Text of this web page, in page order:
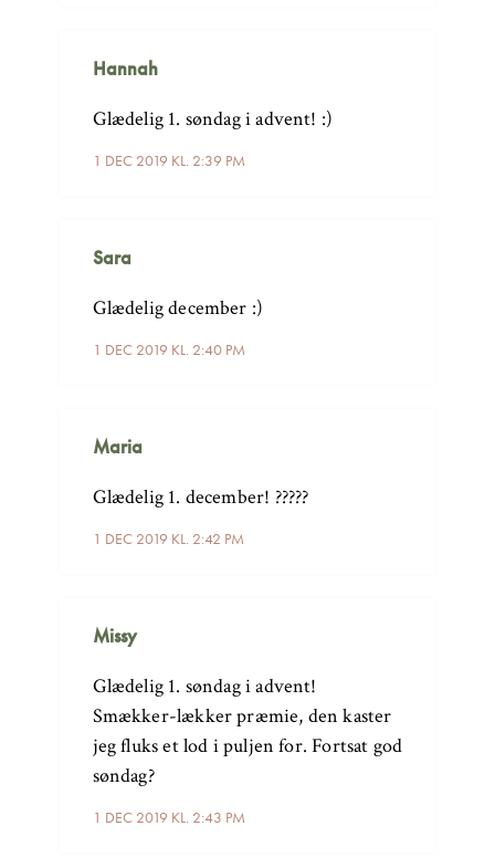
Hannah
1 DEC 2019 KL. 2:39 PM
Glædelig 1. søndag i advent! :)
Sara
1 DEC 2019 KL. 2:40 PM
Glædelig december :)
Maria
1 DEC 2019 KL. 2:42 PM
Glædelig 1. december! ?????
Missy
1 DEC 2019 KL. 2:43 PM
Glædelig 1. søndag i advent!
Smækker-lækker præmie, den kaster
jeg fluks et lod i puljen for. Fortsat god
søndag?